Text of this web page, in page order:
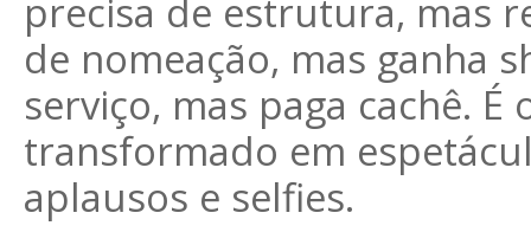
precisa de estrutura, mas
de nomeação, mas ganha
serviço, mas paga cachê.
transformado em
aplausos e selfies.